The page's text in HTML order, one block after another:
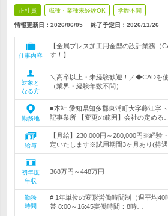
正社員 職種・業種未経験OK 学歴不問
情報更新日：2026/06/05 終了予定日： 2026/11/26
仕事内容
【金属プレス加工用金型の設計業務（
す！】
対象と
なる方
＼高卒以上・未経験歓迎！／◆CADを
（業界・経験年数不問）
勤務地
■本社 愛知県知多郡東浦町大字藤江字
記事業所 【変更の範囲】会社の定める…
給与
【月給】230,000円～280,000円※経験
定いたします※試用期間3ヶ月あり(待
初年度
年収
368万円～448万円
勤務
時間
# 1年単位の変形労働時間制（週平均40
帯 8:00～16:45実働時間：8時…